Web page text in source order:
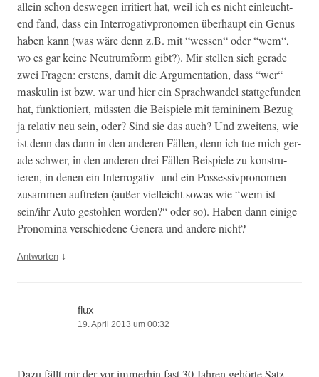
allein schon deswe­gen irri­tiert hat, weil ich es nicht ein­leuch­t­
end fand, dass ein Inter­rog­a­tivpronomen über­haupt ein Genus
haben kann (was wäre denn z.B. mit “wessen“ oder “wem“,
wo es gar keine Neu­trum­form gibt?). Mir stellen sich ger­ade
zwei Fra­gen: erstens, damit die Argu­men­ta­tion, dass “wer“
maskulin ist bzw. war und hier ein Sprach­wan­del stattge­fun­den
hat, funk­tion­iert, müssten die Beispiele mit fem­i­ninem Bezug
ja rel­a­tiv neu sein, oder? Sind sie das auch? Und zweit­ens, wie
ist denn das dann in den anderen Fällen, denn ich tue mich ger­
ade schw­er, in den anderen drei Fällen Beispiele zu kon­stru­
ieren, in denen ein Inter­rog­a­tiv- und ein Pos­ses­sivpronomen
zusam­men auftreten (außer vielle­icht sowas wie “wem ist
sein/ihr Auto gestohlen wor­den?“ oder so). Haben dann einige
Pronom­i­na ver­schiedene Gen­era und andere nicht?
Antworten ↓
flux
19. April 2013 um 00:32